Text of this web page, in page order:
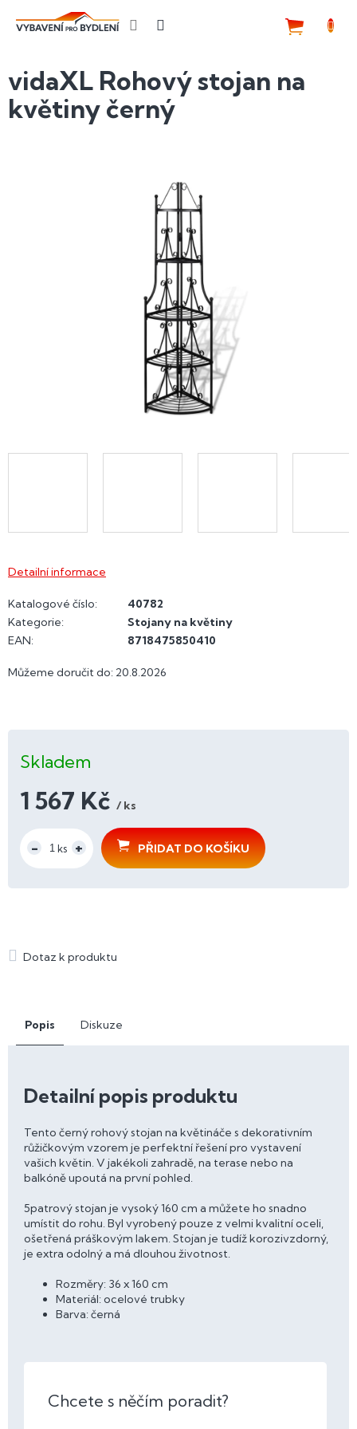
vidaXL Rohový stojan na
květiny černý
Můžeme doručit do: 20.8.2026
Skladem
1 567 Kč / ks
cena:
PŘIDAT DO KOŠÍKU
Detailní informace
Katalogové číslo:
40782
Kategorie:
Stojany na květiny
EAN: 8718475850410
Popis Diskuze
Detailní popis produktu
Tento černý rohový stojan na květináče s dekorativním
růžičkovým vzorem je perfektní řešení pro vystavení
vašich květin. V jakékoli zahradě, na terase nebo na
balkóně upoutá na první pohled.
5patrový stojan je vysoký 160 cm a můžete ho snadno
umístit do rohu. Byl vyrobený pouze z velmi kvalitní oceli,
ošetřená práškovým lakem. Stojan je tudíž korozivzdorný,
je extra odolný a má dlouhou životnost.
Rozměry: 36 x 160 cm
Materiál: ocelové trubky
Barva: černá